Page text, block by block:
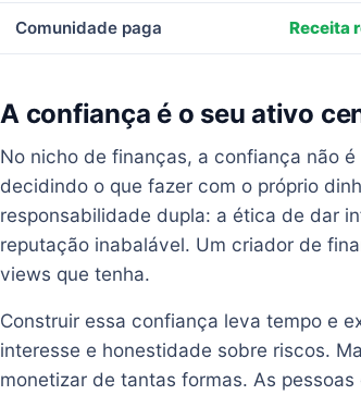
Comunidade paga Receita
A confiança é o seu ativo
No nicho de finanças, a confiança não
decidindo o que fazer com o próprio
responsabilidade dupla: a ética de dar
reputação inabalável. Um criador de
views que tenha.
Construir essa confiança leva tempo e
interesse e honestidade sobre riscos.
monetizar de tantas formas. As